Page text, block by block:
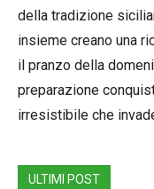
della tradizione
insieme creano una
il pranzo della
preparazione
irresistibile che
ULTIMI POST